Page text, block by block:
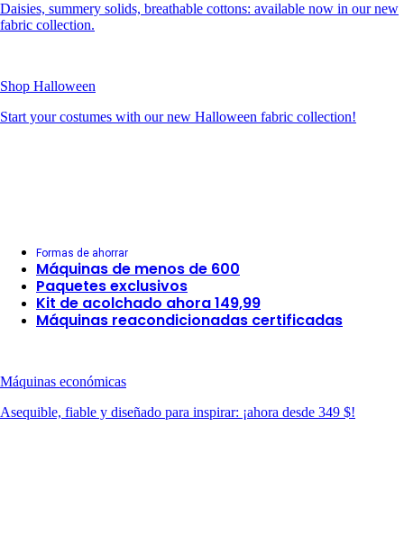
Daisies, summery solids, breathable cottons: available now in our new
fabric collection.
Shop Halloween
Start your costumes with our new Halloween fabric collection!
Formas de ahorrar
Máquinas de menos de 600
Paquetes exclusivos
Kit de acolchado ahora 149,99
Máquinas reacondicionadas certificadas
Máquinas económicas
Asequible, fiable y diseñado para inspirar: ¡ahora desde 349 $!